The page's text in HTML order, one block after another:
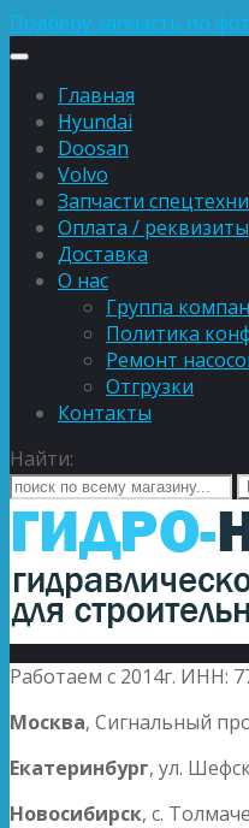
Подберу запчасть по
Главная
Hyundai
Doosan
Volvo
Запчасти
Оплата / реквизиты
Доставка
О нас
Группа
Политика
Ремонт
Отгрузки
Контакты
Найти:
Работаем с 2014г. ИНН:
Москва, Сигнальный
Екатеринбург, ул.
Новосибирск, с.